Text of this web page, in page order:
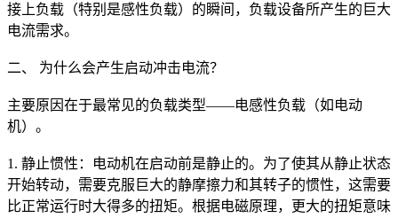
接上负载（特别是感性负载）的瞬间，负载设备所产生的巨大
电流需求。
二、 为什么会产生启动冲击电流？
主要原因在于最常见的负载类型——电感性负载（如电动
机）。
1. 静止惯性：电动机在启动前是静止的。为了使其从静止状态
开始转动，需要克服巨大的静摩擦力和其转子的惯性，这需要
比正常运行时大得多的扭矩。根据电磁原理，更大的扭矩意味